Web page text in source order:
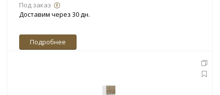
Под заказ
Доставим через 30 дн.
Подробнее